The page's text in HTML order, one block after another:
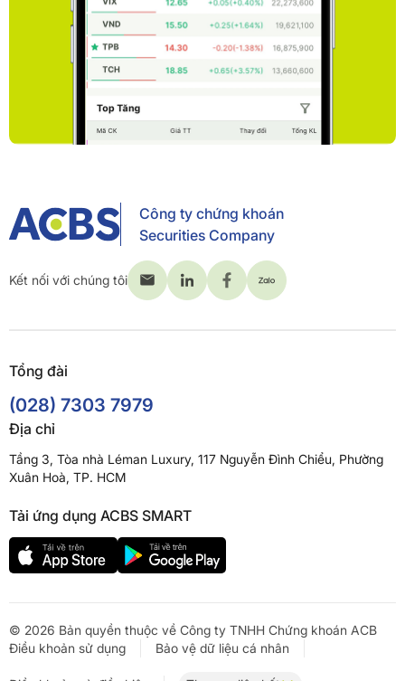
Công ty chứng khoán
Securities Company
Kết nối với chúng tôi
Tổng đài
(028) 7303 7979
Địa chỉ
Tầng 3, Tòa nhà Léman Luxury, 117 Nguyễn Đình Chiểu, Phường
Xuân Hoà, TP. HCM
Tải ứng dụng ACBS SMART
© 2026 Bản quyền thuộc về Công ty TNHH Chứng khoán ACB
Điều khoản sử dụng
Bảo vệ dữ liệu cá nhân